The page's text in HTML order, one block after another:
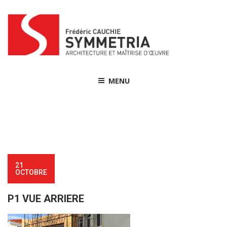
content
MENU
21
OCTOBRE
P1 VUE ARRIERE